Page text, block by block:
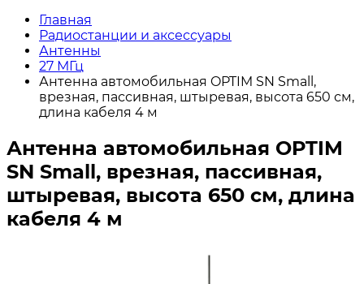
Главная
Радиостанции и аксессуары
Антенны
27 МГц
Антенна автомобильная OPTIM SN Small,
врезная, пассивная, штыревая, высота 650 см,
длина кабеля 4 м
Антенна автомобильная OPTIM
SN Small, врезная, пассивная,
штыревая, высота 650 см, длина
кабеля 4 м